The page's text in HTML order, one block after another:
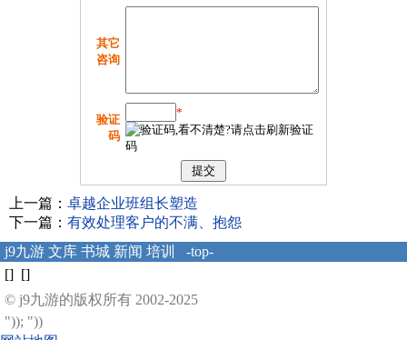
其它
咨询
验证
码
*
上一篇： 卓越企业班组长塑造
下一篇： 有效处理客户的不满、抱怨
j9九游 文库 书城 新闻 培训
-top-
[] []
© j9九游的版权所有 2002-2025
")); "))